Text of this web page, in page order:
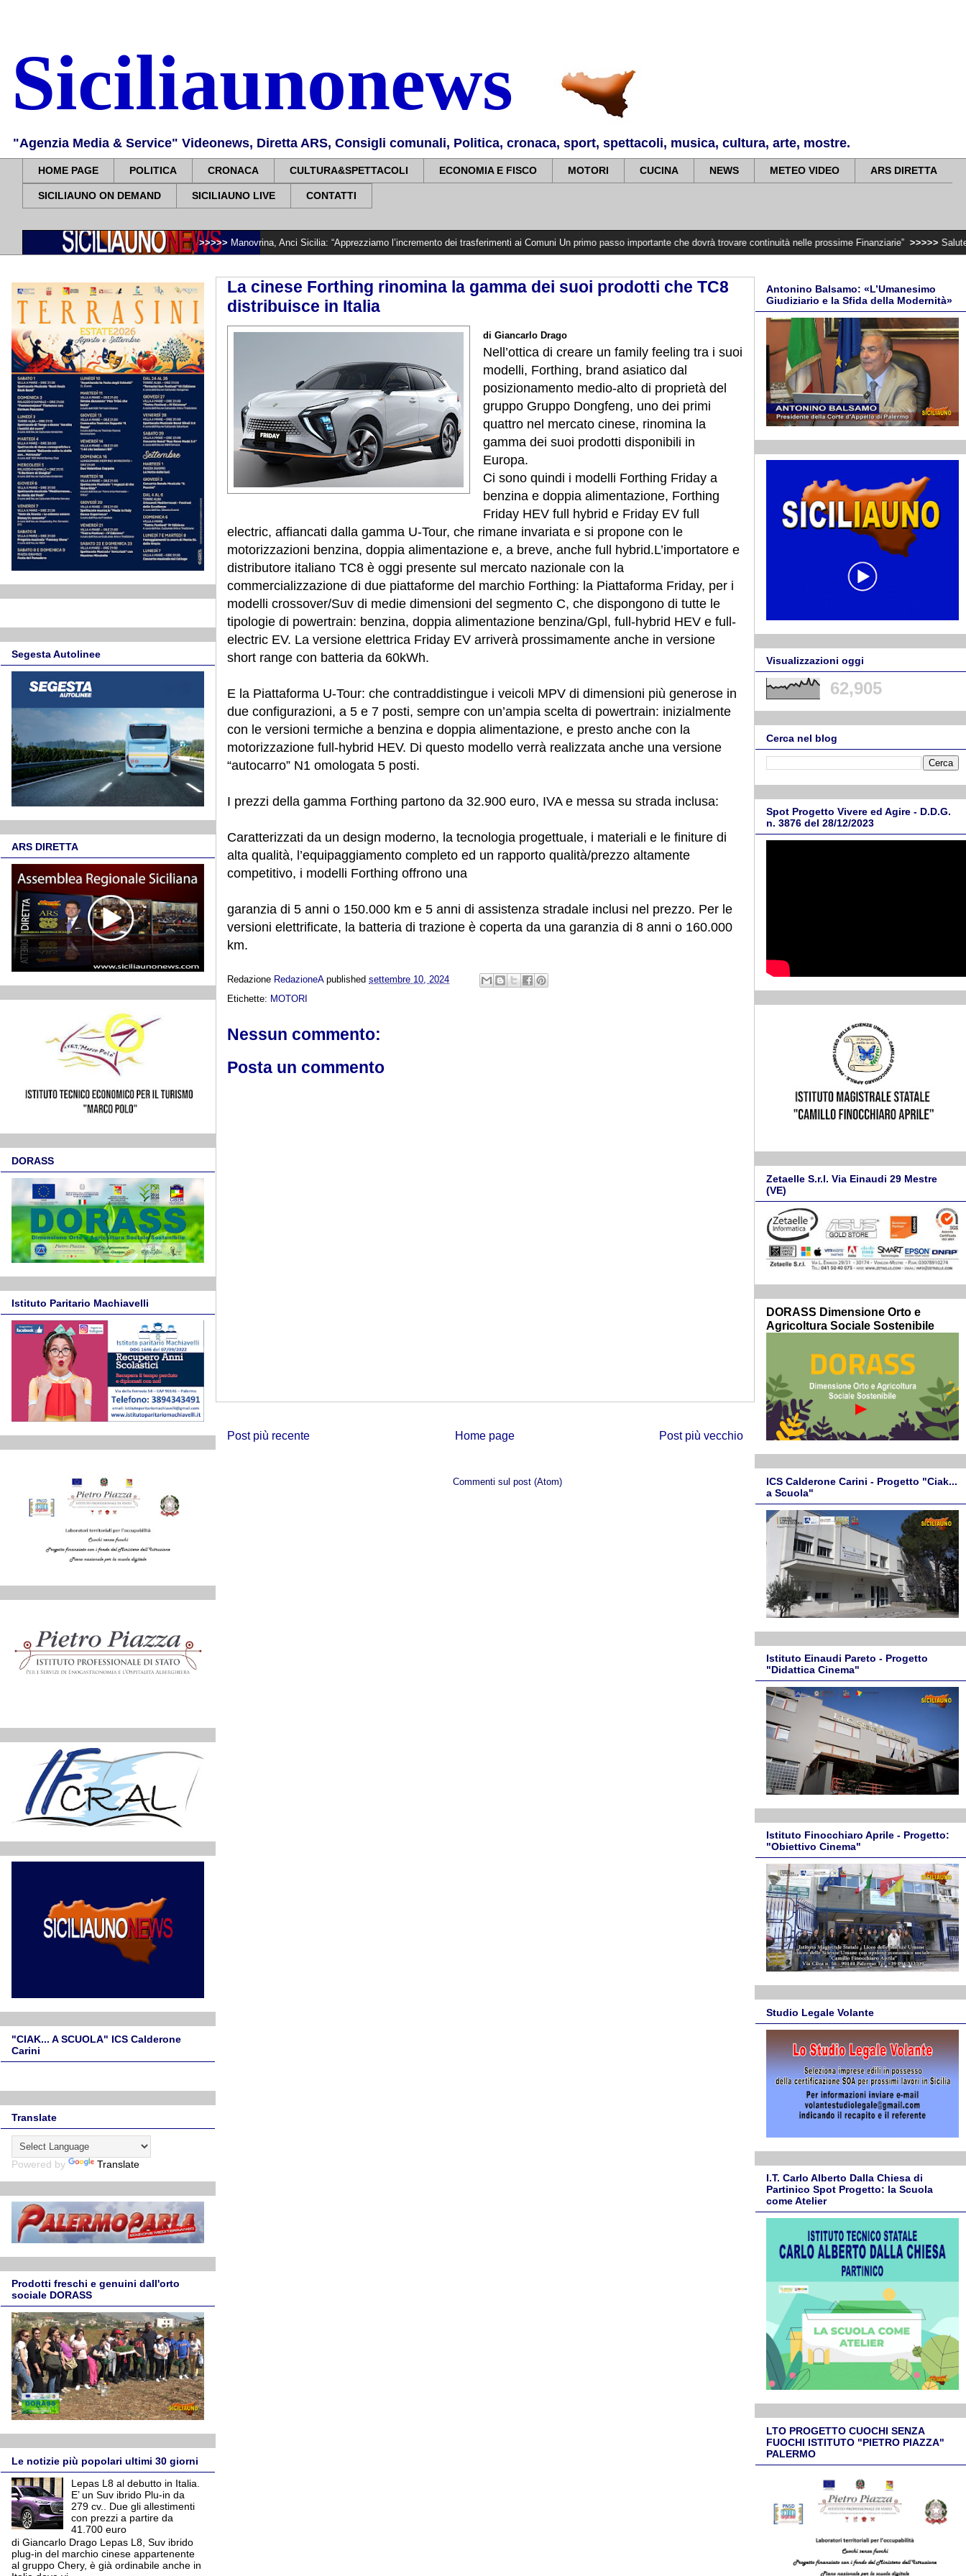
Siciliaunonews
"Agenzia Media & Service" Videonews, Diretta ARS, Consigli comunali, Politica, cronaca, sport, spettacoli, musica, cultura, arte, mostre.
HOME PAGE POLITICA CRONACA CULTURA&SPETTACOLI ECONOMIA E FISCO MOTORI CUCINA NEWS METEO VIDEO ARS DIRETTA
SICILIAUNO ON DEMAND SICILIAUNO LIVE CONTATTI
>>>>> Manovrina, Anci Sicilia: “Apprezziamo l’incremento dei trasferimenti ai Comuni Un primo passo importante che dovrà trovare continuità nelle prossime Finanziarie” >>>>> Salute, giunta
La cinese Forthing rinomina la gamma dei suoi prodotti che TC8
distribuisce in Italia
di Giancarlo Drago
Nell’ottica di creare un family feeling tra i suoi
modelli, Forthing, brand asiatico dal
posizionamento medio-alto di proprietà del
gruppo Gruppo Dongfeng, uno dei primi
quattro nel mercato cinese, rinomina la
gamma dei suoi prodotti disponibili in
Europa.
Ci sono quindi i modelli Forthing Friday a
benzina e doppia alimentazione, Forthing
Friday HEV full hybrid e Friday EV full
electric, affiancati dalla gamma U-Tour, che rimane invariata e si propone con le
motorizzazioni benzina, doppia alimentazione e, a breve, anche full hybrid.L’importatore e
distributore italiano TC8 è oggi presente sul mercato nazionale con la
commercializzazione di due piattaforme del marchio Forthing: la Piattaforma Friday, per i
modelli crossover/Suv di medie dimensioni del segmento C, che dispongono di tutte le
tipologie di powertrain: benzina, doppia alimentazione benzina/Gpl, full-hybrid HEV e full-
electric EV. La versione elettrica Friday EV arriverà prossimamente anche in versione
short range con batteria da 60kWh.
E la Piattaforma U-Tour: che contraddistingue i veicoli MPV di dimensioni più generose in
due configurazioni, a 5 e 7 posti, sempre con un’ampia scelta di powertrain: inizialmente
con le versioni termiche a benzina e doppia alimentazione, e presto anche con la
motorizzazione full-hybrid HEV. Di questo modello verrà realizzata anche una versione
“autocarro” N1 omologata 5 posti.
I prezzi della gamma Forthing partono da 32.900 euro, IVA e messa su strada inclusa:
Caratterizzati da un design moderno, la tecnologia progettuale, i materiali e le finiture di
alta qualità, l’equipaggiamento completo ed un rapporto qualità/prezzo altamente
competitivo, i modelli Forthing offrono una
garanzia di 5 anni o 150.000 km e 5 anni di assistenza stradale inclusi nel prezzo. Per le
versioni elettrificate, la batteria di trazione è coperta da una garanzia di 8 anni o 160.000
km.
Redazione RedazioneA published settembre 10, 2024
Etichette: MOTORI
Nessun commento:
Posta un commento
Post più recente Post più vecchio
Home page
Commenti sul post (Atom)
Segesta Autolinee
ARS DIRETTA
DORASS
Istituto Paritario Machiavelli
"CIAK... A SCUOLA" ICS Calderone
Carini
Translate
Powered by Translate
Prodotti freschi e genuini dall'orto
sociale DORASS
Le notizie più popolari ultimi 30 giorni
Lepas L8 al debutto in Italia.
E’ un Suv ibrido Plu-in da
279 cv.. Due gli allestimenti
con prezzi a partire da
41.700 euro
di Giancarlo Drago Lepas L8, Suv ibrido
plug-in del marchio cinese appartenente
al gruppo Chery, è già ordinabile anche in
Antonino Balsamo: «L’Umanesimo
Giudiziario e la Sfida della Modernità»
Visualizzazioni oggi
62,905
Cerca nel blog
Spot Progetto Vivere ed Agire - D.D.G.
n. 3876 del 28/12/2023
Zetaelle S.r.l. Via Einaudi 29 Mestre
(VE)
DORASS Dimensione Orto e
Agricoltura Sociale Sostenibile
ICS Calderone Carini - Progetto "Ciak...
a Scuola"
Istituto Einaudi Pareto - Progetto
"Didattica Cinema"
Istituto Finocchiaro Aprile - Progetto:
"Obiettivo Cinema"
Studio Legale Volante
I.T. Carlo Alberto Dalla Chiesa di
Partinico Spot Progetto: la Scuola
come Atelier
LTO PROGETTO CUOCHI SENZA
FUOCHI ISTITUTO "PIETRO PIAZZA"
PALERMO